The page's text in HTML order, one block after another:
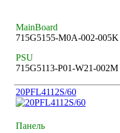
MainBoard
715G5155-M0A-002-
PSU
715G5113-P01-W21-
20PFL4112S/60
Панель